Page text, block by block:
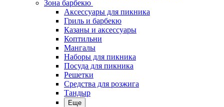
Зона барбекю
Аксессуары для пикника
Гриль и барбекю
Казаны и аксессуары
Коптильни
Мангалы
Наборы для пикника
Посуда для пикника
Решетки
Средства для розжига
Тандыр
Еще